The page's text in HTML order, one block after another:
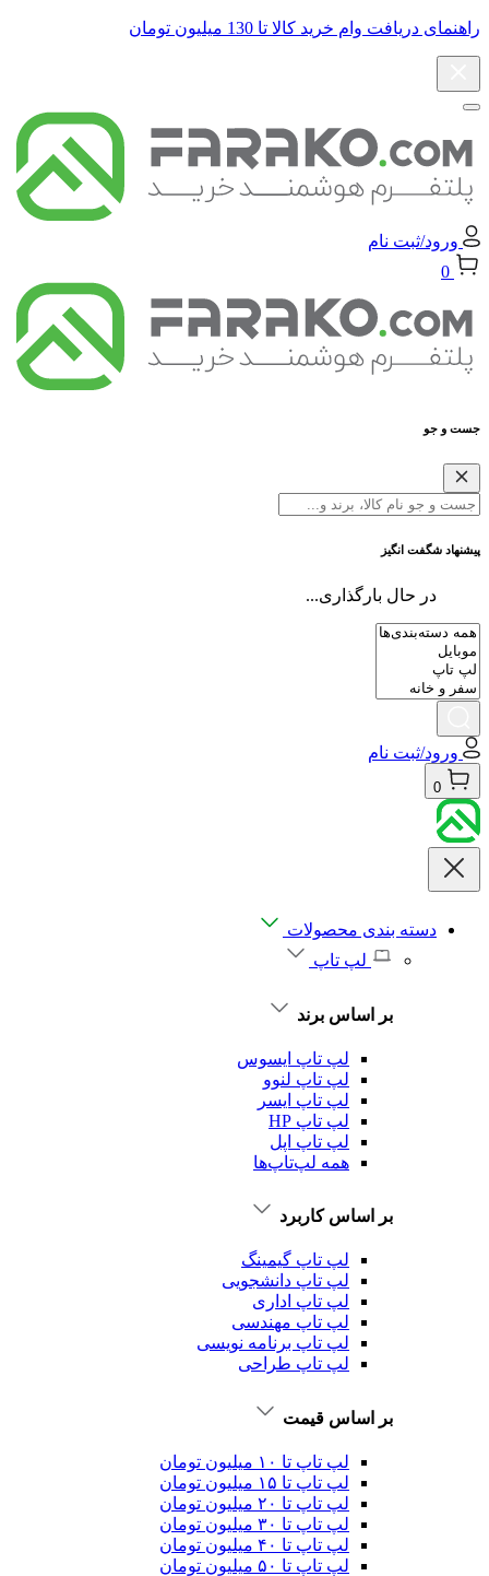
راهنمای دریافت وام خرید کالا تا 130 میلیون تومان
ورود/ثبت نام
0
جست و جو
پیشنهاد شگفت انگیز
در حال بارگذاری...
ورود/ثبت نام
0
دسته بندی محصولات
لپ تاپ
بر اساس برند
لپ تاپ ایسوس
لپ تاپ لنوو
لپ تاپ ایسر
لپ تاپ HP
لپ تاپ اپل
همه لپ‌تاپ‌ها
بر اساس کاربرد
لپ تاپ گیمینگ
لپ تاپ دانشجویی
لپ تاپ اداری
لپ تاپ مهندسی
لپ تاپ برنامه نویسی
لپ تاپ طراحی
بر اساس قیمت
لپ تاپ تا ۱۰ میلیون تومان
لپ تاپ تا ۱۵ میلیون تومان
لپ تاپ تا ۲۰ میلیون تومان
لپ تاپ تا ۳۰ میلیون تومان
لپ تاپ تا ۴۰ میلیون تومان
لپ تاپ تا ۵۰ میلیون تومان